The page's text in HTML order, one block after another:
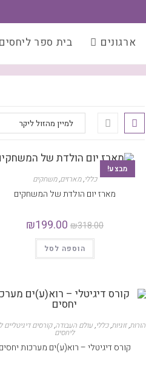
ארגונים בית ספר
מבצע!
כללי,מארזים,משחקים
מארז יום הולדת של המשחקים
₪318.00
₪199.00
הוספה לסל
הורות,זוגיות,כללי,עולם העבודה,קורסים דיגיטליים
ליחסים
קורס דיגיטלי – רוא(ע)ים מערכות יחסים